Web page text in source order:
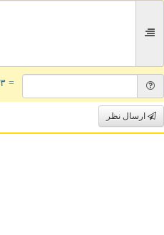
= ۳ بعلاوه ۳
ارسال نظر